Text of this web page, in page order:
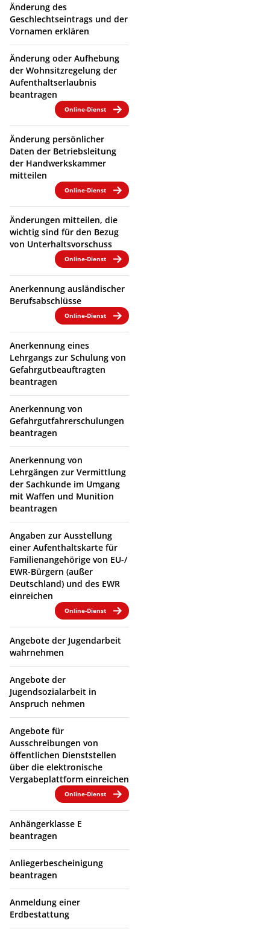
Änderung des
Geschlechtseintrags und der
Vornamen erklären
Änderung oder Aufhebung
der Wohnsitzregelung der
Aufenthaltserlaubnis
beantragen
Online-Dienst
Änderung persönlicher
Daten der Betriebsleitung
der Handwerkskammer
mitteilen
Online-Dienst
Änderungen mitteilen, die
wichtig sind für den Bezug
von Unterhaltsvorschuss
Online-Dienst
Anerkennung ausländischer
Berufsabschlüsse
Online-Dienst
Anerkennung eines
Lehrgangs zur Schulung von
Gefahrgutbeauftragten
beantragen
Anerkennung von
Gefahrgutfahrerschulungen
beantragen
Anerkennung von
Lehrgängen zur Vermittlung
der Sachkunde im Umgang
mit Waffen und Munition
beantragen
Angaben zur Ausstellung
einer Aufenthaltskarte für
Familienangehörige von EU-/
EWR-Bürgern (außer
Deutschland) und des EWR
einreichen
Online-Dienst
Angebote der Jugendarbeit
wahrnehmen
Angebote der
Jugendsozialarbeit in
Anspruch nehmen
Angebote für
Ausschreibungen von
öffentlichen Dienststellen
über die elektronische
Vergabeplattform einreichen
Online-Dienst
Anhängerklasse E
beantragen
Anliegerbescheinigung
beantragen
Anmeldung einer
Erdbestattung